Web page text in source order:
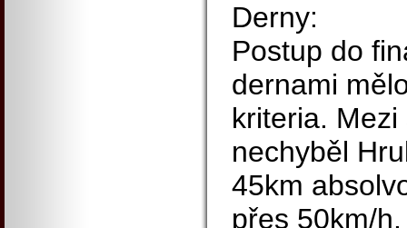
Derny:
Postup do
dernami
kriteria.
nechyběl
45km
přes 50km/h.